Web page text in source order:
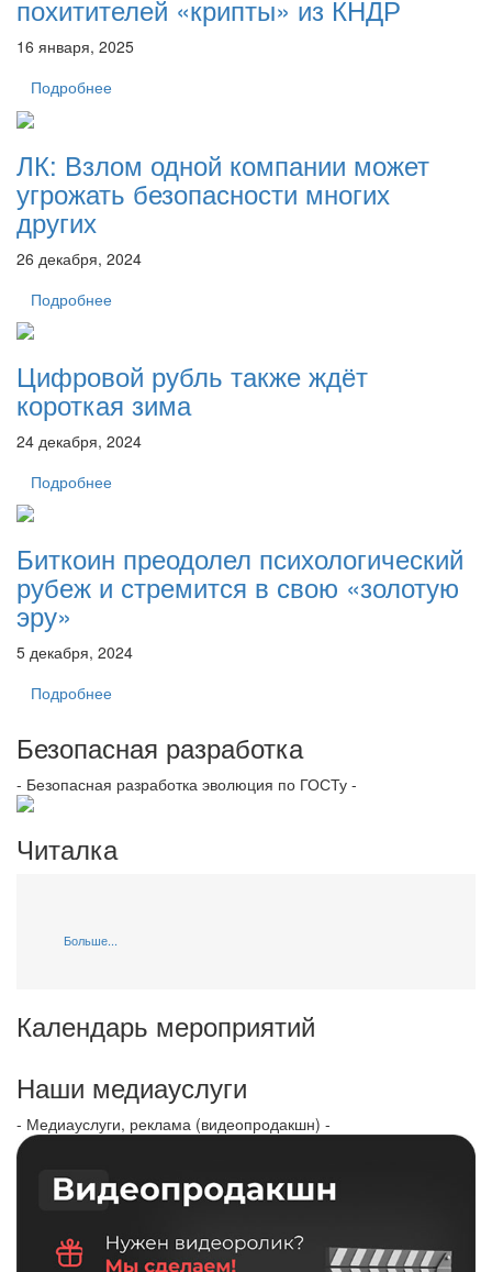
похитителей «крипты» из КНДР
16 января, 2025
Подробнее
ЛК: Взлом одной компании может
угрожать безопасности многих
других
26 декабря, 2024
Подробнее
Цифровой рубль также ждёт
короткая зима
24 декабря, 2024
Подробнее
Биткоин преодолел психологический
рубеж и стремится в свою «золотую
эру»
5 декабря, 2024
Подробнее
Безопасная разработка
- Безопасная разработка эволюция по ГОСТу -
Читалка
Больше...
Календарь мероприятий
Наши медиауслуги
- Медиауслуги, реклама (видеопродакшн) -